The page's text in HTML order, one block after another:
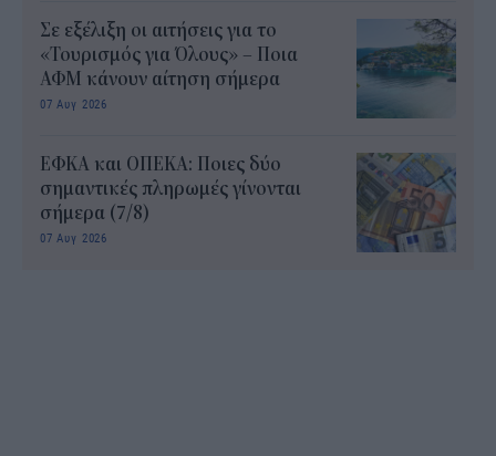
Σε εξέλιξη οι αιτήσεις για το
«Τουρισμός για Όλους» – Ποια
ΑΦΜ κάνουν αίτηση σήμερα
07 Αυγ 2026
ΕΦΚΑ και ΟΠΕΚΑ: Ποιες δύο
σημαντικές πληρωμές γίνονται
σήμερα (7/8)
07 Αυγ 2026